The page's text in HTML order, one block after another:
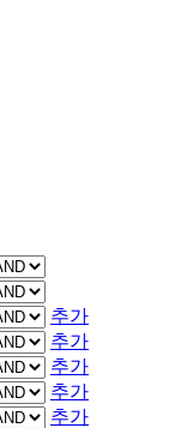
추가
추가
추가
추가
추가